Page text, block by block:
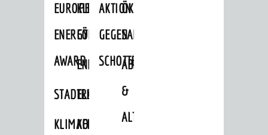
EUROPEAN
ENERGY
AWARD
KLIMASCHUTZ-
FÖRDERPROGRAMME
ENERGIEBERATUNG
STADTRADELN
ELEKTROMOBILITÄTSBERATUNG
KLIMAFITKOMMUNALE
AKTION
GEGEN
SCHOTTERGÄRTEN
ÖKOLOGISCHE
SANIERUNG/WAIDSEE
ABFALL
&
ALTLASTEN